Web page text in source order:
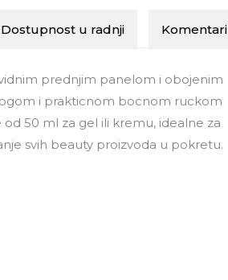
Dostupnost u radnji Komentari
prednjim panelom i obojenim
i prakticnom bocnom ruckom
50 ml za gel ili kremu, idealne za
svih beauty proizvoda u pokretu.